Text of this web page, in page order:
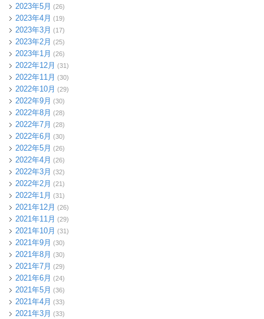
2023年5月 (26)
2023年4月 (19)
2023年3月 (17)
2023年2月 (25)
2023年1月 (26)
2022年12月 (31)
2022年11月 (30)
2022年10月 (29)
2022年9月 (30)
2022年8月 (28)
2022年7月 (28)
2022年6月 (30)
2022年5月 (26)
2022年4月 (26)
2022年3月 (32)
2022年2月 (21)
2022年1月 (31)
2021年12月 (26)
2021年11月 (29)
2021年10月 (31)
2021年9月 (30)
2021年8月 (30)
2021年7月 (29)
2021年6月 (24)
2021年5月 (36)
2021年4月 (33)
2021年3月 (33)